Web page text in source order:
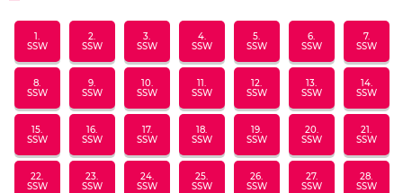
1.
SSW
2.
SSW
3.
SSW
4.
SSW
5.
SSW
6.
SSW
7.
SSW
8.
SSW
9.
SSW
10.
SSW
11.
SSW
12.
SSW
13.
SSW
14.
SSW
15.
SSW
16.
SSW
17.
SSW
18.
SSW
19.
SSW
20.
SSW
21.
SSW
22.
SSW
23.
SSW
24.
SSW
25.
SSW
26.
SSW
27.
SSW
28.
SSW